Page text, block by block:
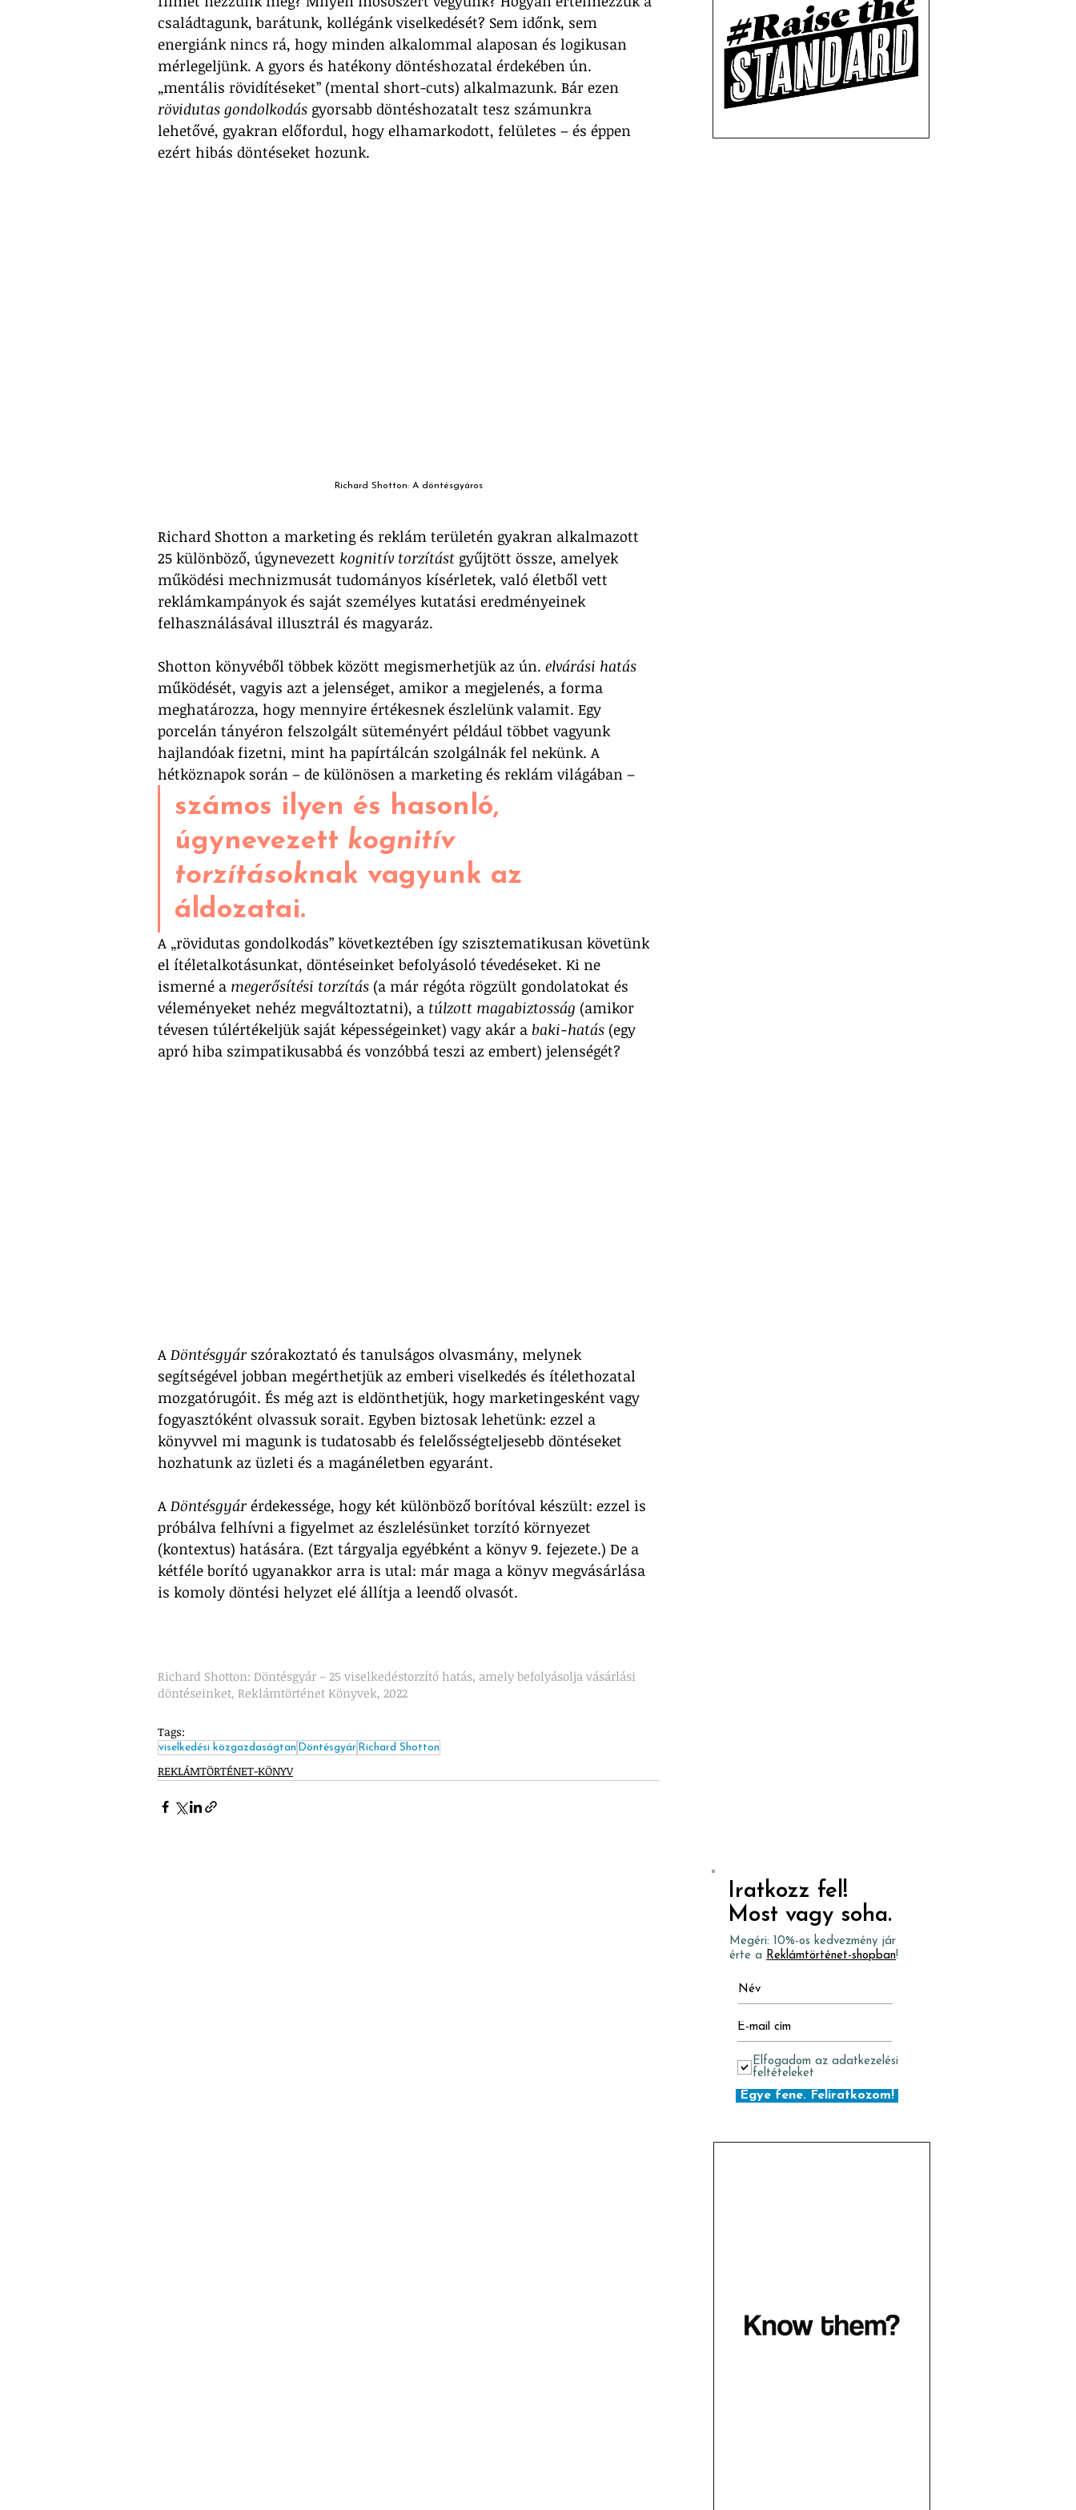
családtagunk, barátunk, kollégánk viselkedését? Sem időnk, sem
energiánk nincs rá, hogy minden alkalommal alaposan és logikusan
mérlegeljünk. A gyors és hatékony döntéshozatal érdekében ún.
„mentális rövidítéseket” (mental short-cuts) alkalmazunk. Bár ezen
rövidutas gondolkodás gyorsabb döntéshozatalt tesz számunkra
lehetővé, gyakran előfordul, hogy elhamarkodott, felületes – és éppen
ezért hibás döntéseket hozunk.
Richard Shotton: A döntésgyáros
Richard Shotton a marketing és reklám területén gyakran alkalmazott
25 különböző, úgynevezett kognitív torzítást gyűjtött össze, amelyek
működési mechnizmusát tudományos kísérletek, való életből vett
reklámkampányok és saját személyes kutatási eredményeinek
felhasználásával illusztrál és magyaráz.
Shotton könyvéből többek között megismerhetjük az ún. elvárási hatás
működését, vagyis azt a jelenséget, amikor a megjelenés, a forma
meghatározza, hogy mennyire értékesnek észlelünk valamit. Egy
porcelán tányéron felszolgált süteményért például többet vagyunk
hajlandóak fizetni, mint ha papírtálcán szolgálnák fel nekünk. A
hétköznapok során – de különösen a marketing és reklám világában –
számos ilyen és hasonló,
úgynevezett kognitív
torzításoknak vagyunk az
áldozatai.
A „rövidutas gondolkodás” következtében így szisztematikusan követünk
el ítéletalkotásunkat, döntéseinket befolyásoló tévedéseket. Ki ne
ismerné a megerősítési torzítás (a már régóta rögzült gondolatokat és
véleményeket nehéz megváltoztatni), a túlzott magabiztosság (amikor
tévesen túlértékeljük saját képességeinket) vagy akár a baki-hatás (egy
apró hiba szimpatikusabbá és vonzóbbá teszi az embert) jelenségét?
A Döntésgyár szórakoztató és tanulságos olvasmány, melynek
segítségével jobban megérthetjük az emberi viselkedés és ítélethozatal
mozgatórugóit. És még azt is eldönthetjük, hogy marketingesként vagy
fogyasztóként olvassuk sorait. Egyben biztosak lehetünk: ezzel a
könyvvel mi magunk is tudatosabb és felelősségteljesebb döntéseket
hozhatunk az üzleti és a magánéletben egyaránt.
A Döntésgyár érdekessége, hogy két különböző borítóval készült: ezzel is
próbálva felhívni a figyelmet az észlelésünket torzító környezet
(kontextus) hatására. (Ezt tárgyalja egyébként a könyv 9. fejezete.) De a
kétféle borító ugyanakkor arra is utal: már maga a könyv megvásárlása
is komoly döntési helyzet elé állítja a leendő olvasót.
Richard Shotton: Döntésgyár – 25 viselkedéstorzító hatás, amely befolyásolja vásárlási
döntéseinket, Reklámtörténet Könyvek, 2022
Tags:
viselkedési közgazdaságtan Döntésgyár Richard Shotton
REKLÁMTÖRTÉNET-KÖNYV
Iratkozz fel!
Most vagy soha.
Megéri: 10%-os kedvezmény jár
érte a Reklámtörténet-shopban!
Elfogadom az adatkezelési
feltételeket
Egye fene. Feliratkozom!